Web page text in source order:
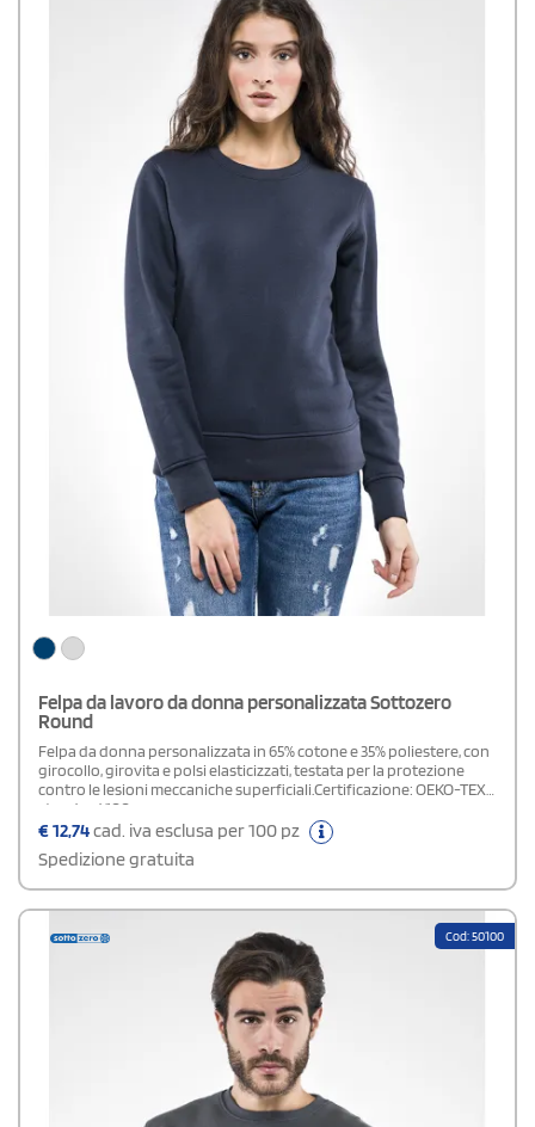
Felpa da lavoro da donna personalizzata Sottozero
Round
Felpa da donna personalizzata in 65% cotone e 35% poliestere, con
girocollo, girovita e polsi elasticizzati, testata per la protezione
contro le lesioni meccaniche superficiali.Certificazione: OEKO-TEX®
standard 100
€12,74cad. iva esclusa per 100 pz
Spedizione gratuita
Cod: 50100